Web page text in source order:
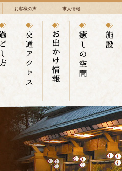
お客様の声 求人情報